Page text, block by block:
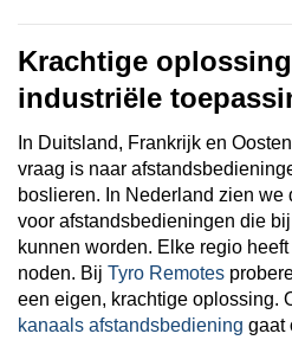
Krachtige
industriële
In Duitsland, Frankrijk en
vraag is naar
boslieren. In Nederland zien we
voor afstandsbedieningen die
kunnen worden. Elke regio
noden. Bij Tyro Remotes
een eigen, krachtige oplossing.
kanaals afstandsbediening gaat